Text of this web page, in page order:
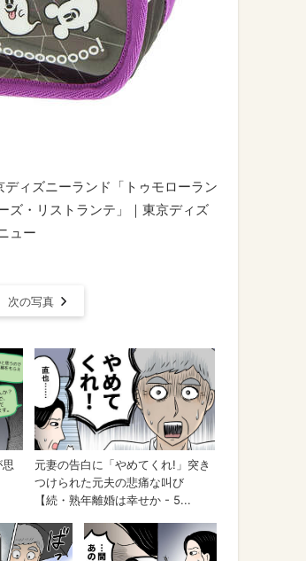
ィズニーランド「トゥモローラン
ズ・リストランテ」｜東京ディズ
ュー
次の写真